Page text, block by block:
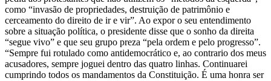
como “invasão de propriedades, destruição de patrimônio e
cerceamento do direito de ir e vir”. Ao expor o seu entendimento
sobre a situação política, o presidente disse que o sonho da direita
“segue vivo” e que seu grupo preza “pela ordem e pelo progresso”.
“Sempre fui rotulado como antidemocrático e, ao contrario dos meus
acusadores, sempre joguei dentro das quatro linhas. Continuarei
cumprindo todos os mandamentos da Constituição. É uma honra ser